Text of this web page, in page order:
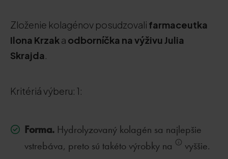
Zloženie kolagénov posudzovali farmaceutka
Ilona Krzaka odborníčka na výživu Julia
Skrajda.
Kritériá výberu: 1:
Forma. Hydrolyzovaný kolagén sa najlepšie
vstrebáva, preto sú takéto výrobky na
vyššie.